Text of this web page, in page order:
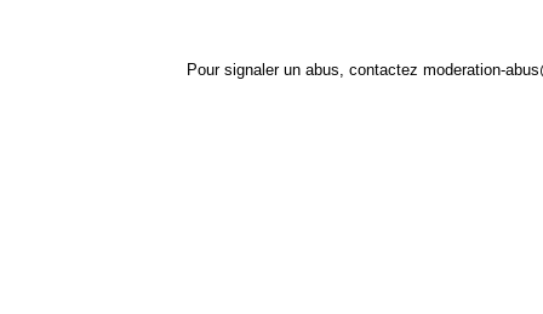
Pour signaler un abus, contactez moderation-